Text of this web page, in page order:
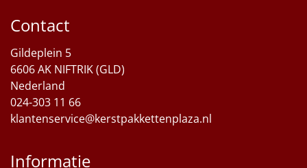
Contact
Gildeplein 5
6606 AK NIFTRIK (GLD)
Nederland
024-303 11 66
klantenservice@kerstpakkettenplaza.nl
Informatie